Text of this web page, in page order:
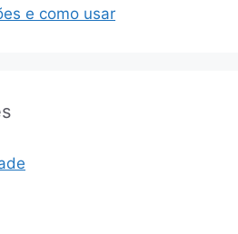
e como usar